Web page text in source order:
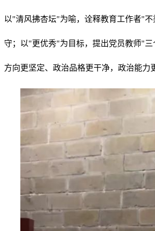
以"清风拂杏坛"为喻，诠释教育工作者"
守；以"更优秀"为目标，提出党员教师"
方向更坚定、政治品格更干净，政治能力